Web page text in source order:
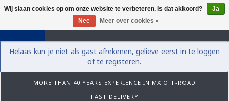
0
Helaas kun je niet als gast afrekenen, gelieve eerst in te loggen
of te registeren.
MORE THAN 40 YEARS EXPERIENCE IN MX OFF-ROAD
FAST DELIVERY
Wij slaan cookies op om onze website te verbeteren. Is dat akkoord?
Ja
Nee
Meer over cookies »